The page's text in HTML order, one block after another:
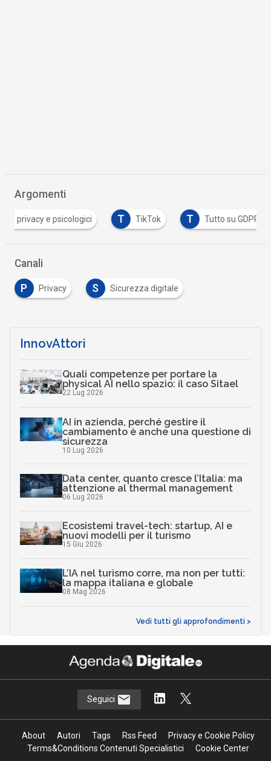
Argomenti
privacy e psicologici T TikTok T Tutto su GDPR
Canali
P Privacy S Sicurezza digitale
InnovAttori
Quali competenze per portare la
physical AI nello spazio: il caso Sitael
22 Lug 2026
AI in azienda, perché gestire il
cambiamento è anche una questione di
sicurezza
10 Lug 2026
Data center, quanto cresce l’Italia: ma
attenzione al thermal management
06 Lug 2026
Ecosistemi travel-tech: startup, AI e
nuovi modelli per il turismo
15 Giu 2026
L’IA nel turismo corre, ma non per tutti:
la mappa italiana e globale
08 Mag 2026
Vedi tutti gli approfondimenti >
Seguici
About Autori Tags Rss Feed
Privacy e Cookie Policy
Terms&Conditions Contenuti Specialistici
Cookie Center